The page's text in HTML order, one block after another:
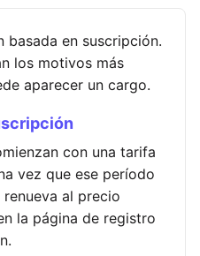
basada en suscripción.
los motivos más
aparecer un cargo.
con una tarifa
vez que ese período
al precio
la página de registro